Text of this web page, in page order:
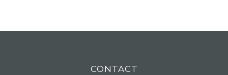
CONTACT